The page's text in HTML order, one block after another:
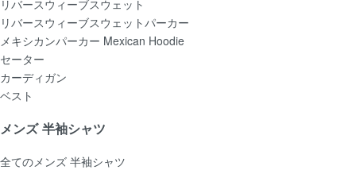
リバースウィーブスウェット
リバースウィーブスウェットパーカー
メキシカンパーカー Mexican Hoodie
セーター
カーディガン
ベスト
メンズ 半袖シャツ
全てのメンズ 半袖シャツ